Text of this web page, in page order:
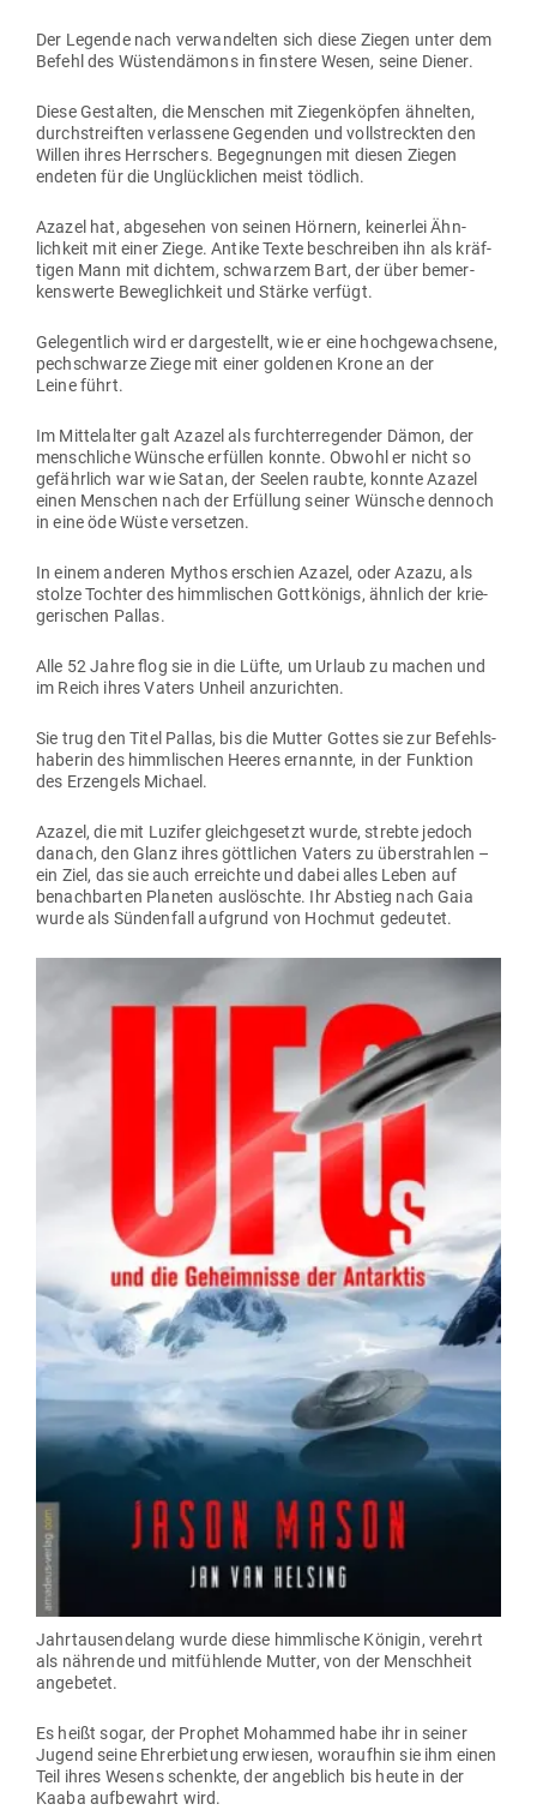
Der Legende nach ver­wan­delten sich diese Ziegen unter dem
Befehl des Wüs­ten­dämons in finstere Wesen, seine Diener.
Diese Gestalten, die Men­schen mit Zie­gen­köpfen ähnelten,
durch­streiften ver­lassene Gegenden und voll­streckten den
Willen ihres Herr­schers. Begeg­nungen mit diesen Ziegen
endeten für die Unglück­lichen meist tödlich.
Azazel hat, abge­sehen von seinen Hörnern, kei­nerlei Ähn­
lichkeit mit einer Ziege. Antike Texte beschreiben ihn als kräf­
tigen Mann mit dichtem, schwarzem Bart, der über bemer­
kens­werte Beweg­lichkeit und Stärke verfügt.
Gele­gentlich wird er dar­ge­stellt, wie er eine hoch­ge­wachsene,
pech­schwarze Ziege mit einer gol­denen Krone an der
Leine führt.
Im Mit­tel­alter galt Azazel als furcht­erre­gender Dämon, der
mensch­liche Wünsche erfüllen konnte. Obwohl er nicht so
gefährlich war wie Satan, der Seelen raubte, konnte Azazel
einen Men­schen nach der Erfüllung seiner Wünsche dennoch
in eine öde Wüste versetzen.
In einem anderen Mythos erschien Azazel, oder Azazu, als
stolze Tochter des himm­li­schen Gott­königs, ähnlich der krie­
ge­ri­schen Pallas.
Alle 52 Jahre flog sie in die Lüfte, um Urlaub zu machen und
im Reich ihres Vaters Unheil anzurichten.
Sie trug den Titel Pallas, bis die Mutter Gottes sie zur Befehls­
ha­berin des himm­li­schen Heeres ernannte, in der Funktion
des Erz­engels Michael.
Azazel, die mit Luzifer gleich­ge­setzt wurde, strebte jedoch
danach, den Glanz ihres gött­lichen Vaters zu über­strahlen –
ein Ziel, das sie auch erreichte und dabei alles Leben auf
benach­barten Pla­neten aus­löschte. Ihr Abstieg nach Gaia
wurde als Sün­denfall auf­grund von Hochmut gedeutet.
Jahr­tau­sen­delang wurde diese himm­lische Königin, verehrt
als näh­rende und mit­füh­lende Mutter, von der Menschheit
angebetet.
Es heißt sogar, der Prophet Mohammed habe ihr in seiner
Jugend seine Ehr­erbietung erwiesen, wor­aufhin sie ihm einen
Teil ihres Wesens schenkte, der angeblich bis heute in der
Kaaba auf­be­wahrt wird.